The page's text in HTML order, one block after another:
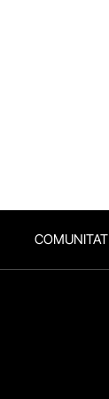
COMUNITAT